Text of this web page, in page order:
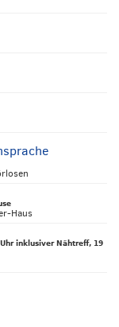
Haus
Uhr inklusiver Nähtreff, 19